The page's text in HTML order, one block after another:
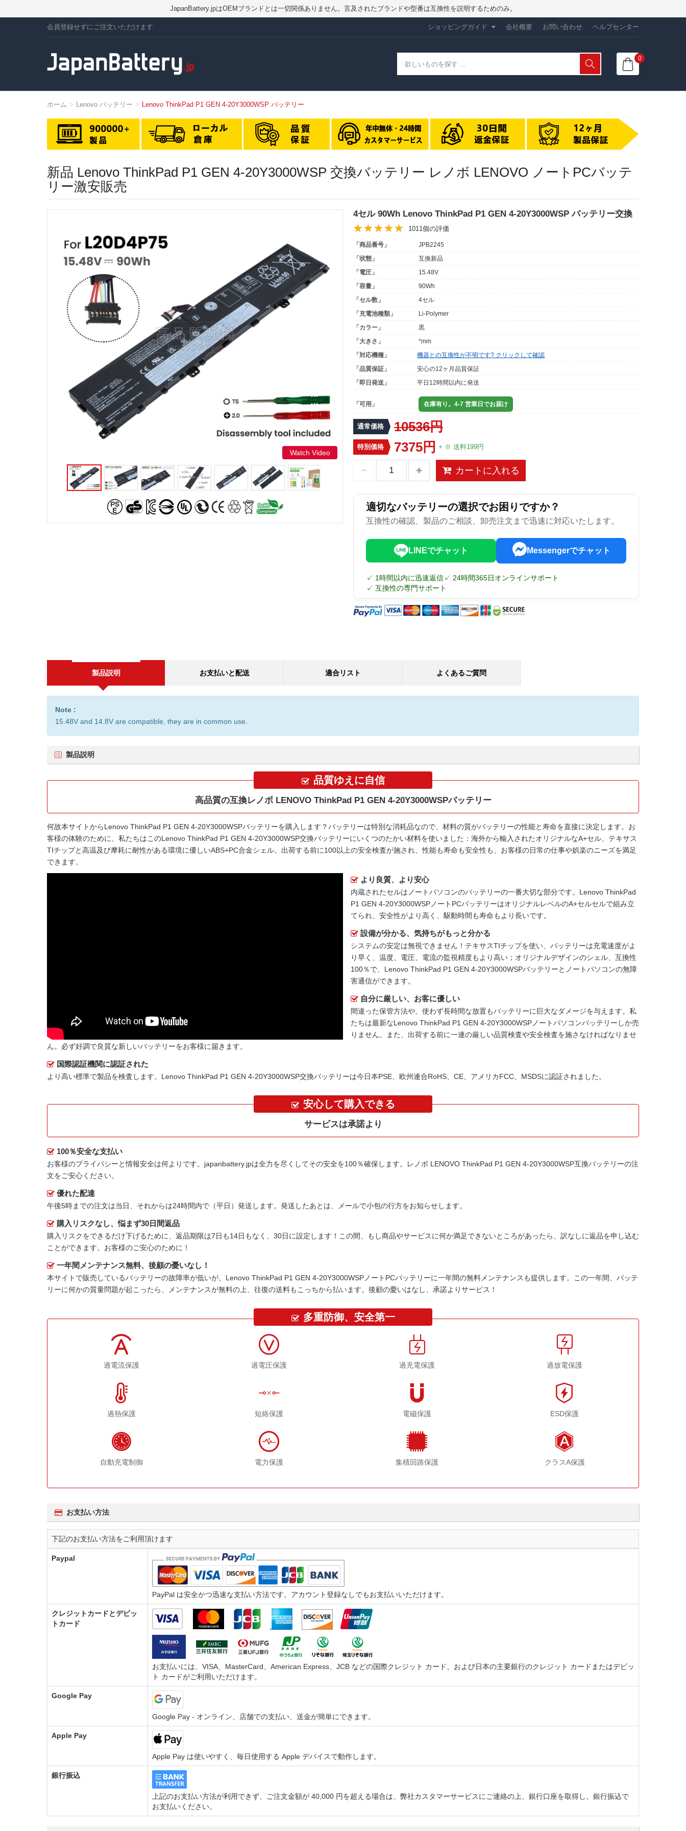
JapanBattery.jpはOEMブランドとは一切関係ありません。言及されたブランドや型番は互換性を説明するためのみ。
会員登録せずにご注文いただけます ショッピングガイド 会社概要 お問い合わせ ヘルプセンター
0
ホーム Lenovo バッテリー Lenovo ThinkPad P1 GEN 4-20Y3000WSP バッテリー
新品 Lenovo ThinkPad P1 GEN 4-20Y3000WSP 交換バッテリー レノボ LENOVO ノートPCバッテ
リー激安販売
Watch Video
4セル 90Wh Lenovo ThinkPad P1 GEN 4-20Y3000WSP バッテリー交換
1011個の評価
「商品番号」
JPB2245
「状態」
互換新品
「電圧」
15.48V
「容量」
90Wh
「セル数」
4セル
「充電池種類」
Li-Polymer
「カラー」
黒
「大きさ」
*mm
「対応機種」
機器との互換性が不明です? クリックして確認
「品質保証」
安心の12ヶ月品質保証
「即日発送」
平日12時間以内に発送
「可用」 在庫有り。4-7 営業日でお届け
通常価格 10536円
特別価格 7375円 + ※ 送料199円
カートに入れる
適切なバッテリーの選択でお困りですか？
互換性の確認、製品のご相談、卸売注文まで迅速に対応いたします。
LINEでチャット Messengerでチャット
✓ 1時間以内に迅速返信✓ 24時間365日オンラインサポート
✓ 互換性の専門サポート
製品説明 お支払いと配送 適合リスト よくあるご質問
Note :
15.48V and 14.8V are compatible, they are in common use.
製品説明
品質ゆえに自信
高品質の互換レノボ LENOVO ThinkPad P1 GEN 4-20Y3000WSPバッテリー
何故本サイトからLenovo ThinkPad P1 GEN 4-20Y3000WSPバッテリーを購入します？バッテリーは特別な消耗品なので、材料の質がバッテリーの性能と寿命を直接に決定します。お
客様の体験のために、私たちはこのLenovo ThinkPad P1 GEN 4-20Y3000WSP交換バッテリーにいくつのたかい材料を使いました：海外から輸入されたオリジナルなA+セル、テキサス
TIチップと高温及び摩耗に耐性がある環境に優しいABS+PC合金シェル。出荷する前に100以上の安全検査が施され、性能も寿命も安全性も、お客様の日常の仕事や娯楽のニーズを満足
できます。
より良質、より安心
内蔵されたセルはノートパソコンのバッテリーの一番大切な部分です。 Lenovo ThinkPad
P1 GEN 4-20Y3000WSPノートPCバッテリーはオリジナルレベルのA+セルセルで組み立
てられ、安全性がより高く、駆動時間も寿命もより長いです。
設備が分かる、気持ちがもっと分かる
システムの安定は無視できません！テキサスTIチップを使い、バッテリーは充電速度がよ
り早く、温度、電圧、電流の監視精度もより高い；オリジナルデザインのシェル、互換性
100％で、Lenovo ThinkPad P1 GEN 4-20Y3000WSPバッテリーとノートパソコンの無障
害通信ができます。
自分に厳しい、お客に優しい
間違った保管方法や、使わず長時間な放置もバッテリーに巨大なダメージを与えます。私
たちは最新なLenovo ThinkPad P1 GEN 4-20Y3000WSPノートパソコンバッテリー しか売
りません。また、出荷する前に一連の厳しい品質検査や安全検査を施さなければなりませ
ん。必ず好調で良質な新しいバッテリーをお客様に届きます。
国際認証機関に認証された
より高い標準で製品を検査します。Lenovo ThinkPad P1 GEN 4-20Y3000WSP交換バッテリーは今日本PSE、欧州連合RoHS、CE、アメリカFCC、MSDSに認証されました。
安心して購入できる
サービスは承諾より
100％安全な支払い
お客様のプライバシーと情報安全は何よりです。japanbattery.jpは全力を尽くしてその安全を100％確保します。 レノボ LENOVO ThinkPad P1 GEN 4-20Y3000WSP互換バッテリーの注
文をご安心ください。
優れた配達
午後5時までの注文は当日、それからは24時間内で（平日）発送します。発送したあとは、メールで小包の行方をお知らせします。
購入リスクなし、悩まず30日間返品
購入リスクをできるだけ下げるために、返品期限は7日も14日もなく、30日に設定します！この間、もし商品やサービスに何か満足できないところがあったら、訳なしに返品を申し込む
ことができます。お客様のご安心のために！
一年間メンテナンス無料、後顧の憂いなし！
本サイトで販売しているバッテリーの故障率が低いが、 Lenovo ThinkPad P1 GEN 4-20Y3000WSPノートPCバッテリーに一年間の無料メンテナンスも提供します。この一年間、バッテ
リーに何かの質量問題が起こったら、メンテナンスが無料の上、往復の送料もこっちから払います。後顧の憂いはなし、承諾よりサービス！
多重防御、安全第一
過電流保護 過電圧保護 過充電保護 過放電保護
過熱保護 短絡保護 電磁保護 ESD保護
自動充電制御 電力保護 集積回路保護 クラスA保護
お支払い方法
下記のお支払い方法をご利用頂けます
Paypal
PayPal は安全かつ迅速な支払い方法です。アカウント登録なしでもお支払いいただけます。
クレジットカードとデビッ
トカード
お支払いには、VISA、MasterCard、American Express、JCB などの国際クレジット カード、および日本の主要銀行のクレジット カードまたはデビッ
ト カードがご利用いただけます。
Google Pay
Google Pay - オンライン、店舗での支払い、送金が簡単にできます。
Apple Pay
Apple Pay は使いやすく、毎日使用する Apple デバイスで動作します。
銀行振込
上記のお支払い方法が利用できず、ご注文金額が 40,000 円を超える場合は、弊社カスタマーサービスにご連絡の上、銀行口座を取得し、銀行振込で
お支払いください。